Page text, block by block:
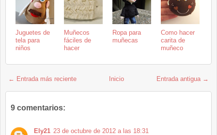
Juguetes de
tela para
niños
Muñecos
fáciles de
hacer
Ropa para
muñecas
Como hacer
carita de
muñeco
← Entrada más reciente Entrada antigua →
Inicio
9 comentarios:
Ely21 23 de octubre de 2012 a las 18:31